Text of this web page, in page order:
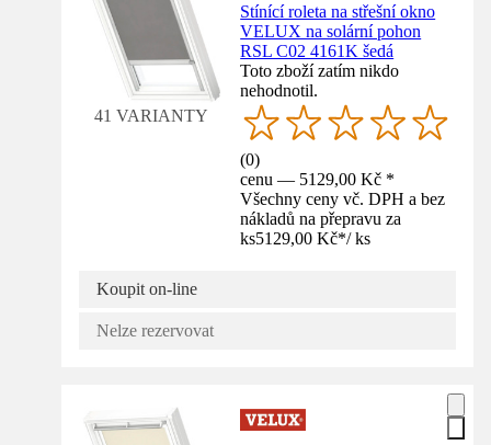
41 VARIANTY
Stínící roleta na střešní okno
VELUX na solární pohon
RSL C02 4161K šedá
Toto zboží zatím nikdo
nehodnotil.
(0)
cenu — 5129,00 Kč *
Všechny ceny vč. DPH a bez
nákladů na přepravu za
ks5129,00 Kč*/ ks
Koupit on-line
Nelze rezervovat